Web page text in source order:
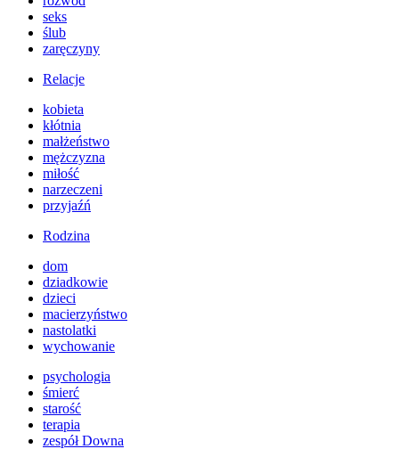
seks
ślub
zaręczyny
Relacje
kobieta
kłótnia
małżeństwo
mężczyzna
miłość
narzeczeni
przyjaźń
Rodzina
dom
dziadkowie
dzieci
macierzyństwo
nastolatki
wychowanie
psychologia
śmierć
starość
terapia
zespół Downa